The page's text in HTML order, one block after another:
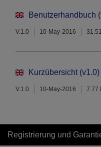
Benutzerhandbuch
V.1.0 10-May-2016
Kurzübersicht (v1.0)
V.1.0 10-May-2016 7.77
Registrierung und